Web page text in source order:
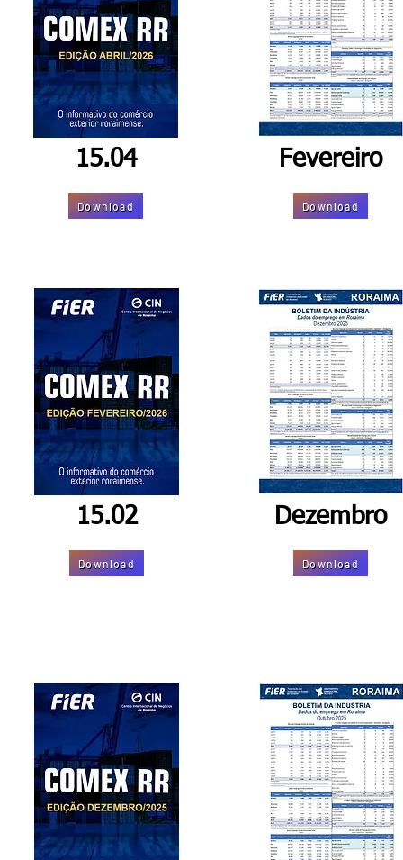
15.04
Download
Fevereiro
Download
15.02
Download
Dezembro
Download